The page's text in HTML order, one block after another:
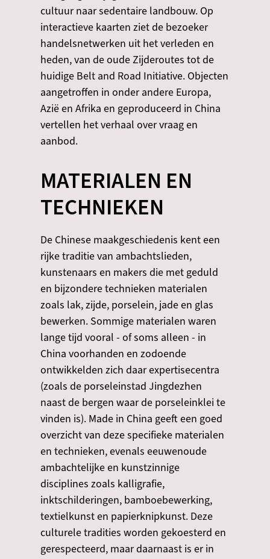
cultuur naar sedentaire landbouw. Op
interactieve kaarten ziet de bezoeker
handelsnetwerken uit het verleden en
heden, van de oude Zijderoutes tot de
huidige Belt and Road Initiative. Objecten
aangetroffen in onder andere Europa,
Azië en Afrika en geproduceerd in China
vertellen het verhaal over vraag en
aanbod.
MATERIALEN EN
TECHNIEKEN
De Chinese maakgeschiedenis kent een
rijke traditie van ambachtslieden,
kunstenaars en makers die met geduld
en bijzondere technieken materialen
zoals lak, zijde, porselein, jade en glas
bewerken. Sommige materialen waren
lange tijd vooral - of soms alleen - in
China voorhanden en zodoende
ontwikkelden zich daar expertisecentra
(zoals de porseleinstad Jingdezhen
naast de bergen waar de porseleinklei te
vinden is). Made in China geeft een goed
overzicht van deze specifieke materialen
en technieken, evenals eeuwenoude
ambachtelijke en kunstzinnige
disciplines zoals kalligrafie,
inktschilderingen, bamboebewerking,
textielkunst en papierknipkunst. Deze
culturele tradities worden gekoesterd en
gerespecteerd, maar daarnaast is er in